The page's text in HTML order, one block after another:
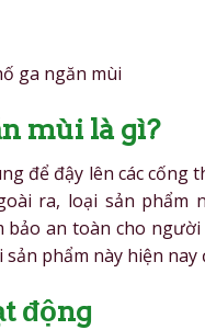
mùi là gì?
để đậy lên các cống
ra, loại sản phẩm
bảo an toàn cho
phẩm này hiện
động